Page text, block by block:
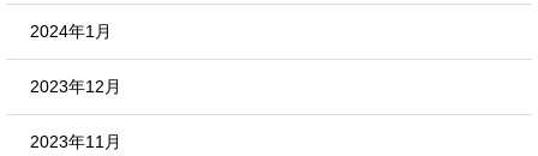
2024年1月
2023年12月
2023年11月